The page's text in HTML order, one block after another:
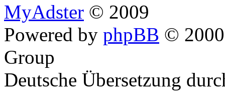
MyAdster © 2009
Powered by phpBB ©
Group
Deutsche Übersetzung